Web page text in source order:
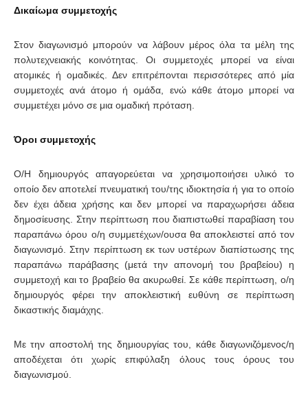
Δικαίωμα συμμετοχης
Στον διαγωνισμό μπορούν να λάβουν μέρος όλα τα μέλη της
πολυτεχνειακής κοινότητας. Οι συμμετοχές μπορεί να είναι
ατομικές ή ομαδικές. Δεν επιτρέπονται περισσότερες από μία
συμμετοχές ανά άτομο ή ομάδα, ενώ κάθε άτομο μπορεί να
συμμετέχει μόνο σε μια ομαδική πρόταση.
Όροι συμμετοχης
Ο/Η δημιουργός απαγορεύεται να χρησιμοποιήσει υλικό το
οποίο δεν αποτελεί πνευματική του/της ιδιοκτησία ή για το οποίο
δεν έχει άδεια χρήσης και δεν μπορεί να παραχωρήσει άδεια
δημοσίευσης. Στην περίπτωση που διαπιστωθεί παραβίαση του
παραπάνω όρου ο/η συμμετέχων/ουσα θα αποκλειστεί από τον
διαγωνισμό. Στην περίπτωση εκ των υστέρων διαπίστωσης της
παραπάνω παράβασης (μετά την απονομή του βραβείου) η
συμμετοχή και το βραβείο θα ακυρωθεί. Σε κάθε περίπτωση, ο/η
δημιουργός φέρει την αποκλειστική ευθύνη σε περίπτωση
δικαστικής διαμάχης.
Με την αποστολή της δημιουργίας του, κάθε διαγωνιζόμενος/η
αποδέχεται ότι χωρίς επιφύλαξη όλους τους όρους του
διαγωνισμού.